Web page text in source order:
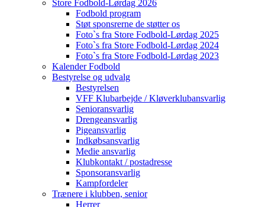
Store Fodbold-Lørdag 2026
Fodbold program
Støt sponsrerne de støtter os
Foto`s fra Store Fodbold-Lørdag 2025
Foto`s fra Store Fodbold-Lørdag 2024
Foto`s fra Store Fodbold-Lørdag 2023
Kalender Fodbold
Bestyrelse og udvalg
Bestyrelsen
VFF Klubarbejde / Kløverklubansvarlig
Senioransvarlig
Drengeansvarlig
Pigeansvarlig
Indkøbsansvarlig
Medie ansvarlig
Klubkontakt / postadresse
Sponsoransvarlig
Kampfordeler
Trænere i klubben, senior
Herrer